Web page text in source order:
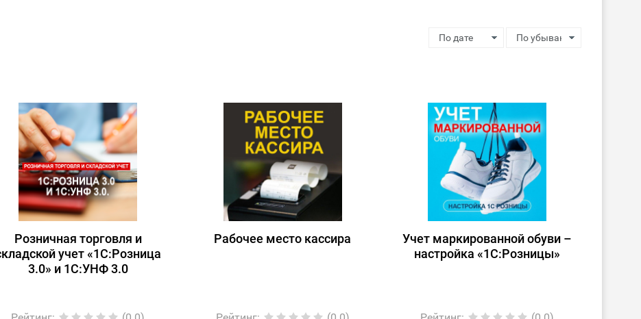
Розничная торговля и
учет «1С:Розница
3.0» и 1С:УНФ 3.0
Рабочее место кассира
Учет маркированной обуви –
настройка «1С:Розницы»